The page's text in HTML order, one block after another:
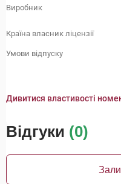
Виробник
Країна власник ліцензії
Умови відпуску
Дивитися властивості
Відгуки (0)